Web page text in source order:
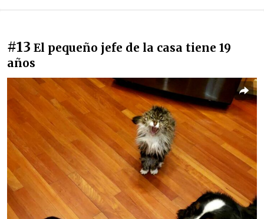
#13 El pequeño jefe de la casa tiene 19
años